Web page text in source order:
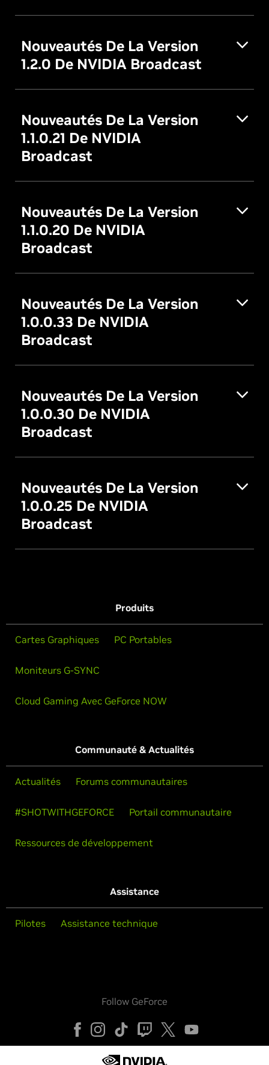
Nouveautés De La Version
1.2.0 De NVIDIA Broadcast
Nouveautés De La Version
1.1.0.21 De NVIDIA
Broadcast
Nouveautés De La Version
1.1.0.20 De NVIDIA
Broadcast
Nouveautés De La Version
1.0.0.33 De NVIDIA
Broadcast
Nouveautés De La Version
1.0.0.30 De NVIDIA
Broadcast
Nouveautés De La Version
1.0.0.25 De NVIDIA
Broadcast
Produits
Cartes Graphiques PC Portables
Moniteurs G-SYNC
Cloud Gaming Avec GeForce NOW
Communauté & Actualités
Actualités Forums communautaires
#SHOTWITHGEFORCE Portail communautaire
Ressources de développement
Assistance
Pilotes Assistance technique
Follow GeForce